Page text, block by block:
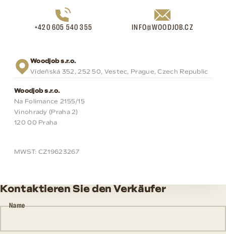
+420 605 540 355 INFO@WOODJOB.CZ
Woodjob s.r.o.
Vídeňská 352, 252 50, Vestec, Prague, Czech Republic
Woodjob s.r.o.
Na Folimance 2155/15
Vinohrady (Praha 2)
120 00 Praha
MWST: CZ19623267
Kontaktieren Sie den Verkäufer
Name